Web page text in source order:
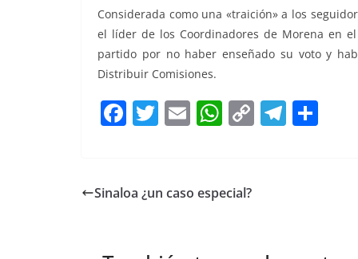
Considerada como una «traición» a los
el líder de los Coordinadores de Morena en
partido por no haber enseñado su voto y
Distribuir Comisiones.
F
e
T
er
E
l
W
s
C T
Sinaloa ¿un caso especial?